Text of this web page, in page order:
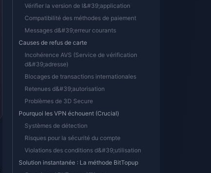
-50%
€ 20.60
maintenant
-50%
€ 35.14
maintenant
Vérifier la version de l&#39;application
Compatibilité des méthodes de paiement
Messages d&#39;erreur courants
Causes de refus de carte
Incohérence AVS (Service de vérification
d&#39;adresse)
Blocages de transactions internationales
Retenues d&#39;autorisation
Problèmes de 3D Secure
Pourquoi les VPN échouent (Crucial)
Systèmes de détection
Risques pour la sécurité du compte
Violations des conditions d&#39;utilisation
Solution instantanée : La méthode BitTopup